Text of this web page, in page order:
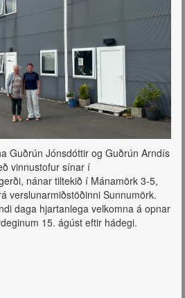
Guðrún Jónsdóttir og Guðrún Arndís
vinnustofur sínar í
nánar tiltekið í Mánamörk 3-5,
verslunarmiðstöðinni Sunnumörk.
daga hjartanlega velkomna á opnar
15. ágúst eftir hádegi.